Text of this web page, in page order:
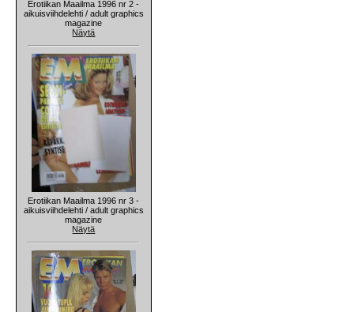
Erotiikan Maailma 1996 nr 2 -
aikuisviihdelehti / adult graphics
magazine
Näytä
Erotiikan Maailma 1996 nr 3 -
aikuisviihdelehti / adult graphics
magazine
Näytä